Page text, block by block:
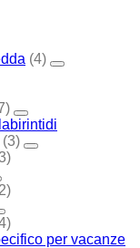
(4)
(3)
per vacanze